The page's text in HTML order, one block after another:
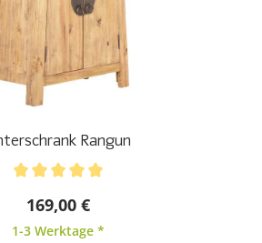
Rangun
169,00 €
1-3 Werktage *